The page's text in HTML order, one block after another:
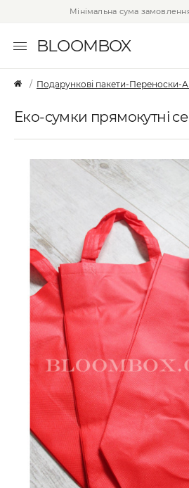
Мінімальна сума
BLOOMBOX
Подарункові пакети-Переноски-
Еко-сумки прямокутні